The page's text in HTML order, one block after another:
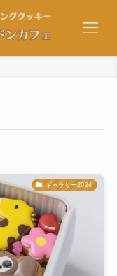
ギャラリー2024